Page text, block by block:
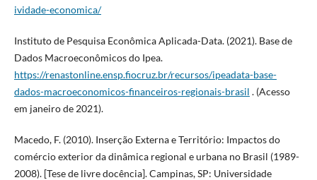
ividade-economica/
Instituto de Pesquisa Econômica Aplicada-Data. (2021). Base de
Dados Macroeconômicos do Ipea.
https://renastonline.ensp.fiocruz.br/recursos/ipeadata-base-
dados-macroeconomicos-financeiros-regionais-brasil . (Acesso
em janeiro de 2021).
Macedo, F. (2010). Inserção Externa e Território: Impactos do
comércio exterior da dinâmica regional e urbana no Brasil (1989-
2008). [Tese de livre docência]. Campinas, SP: Universidade